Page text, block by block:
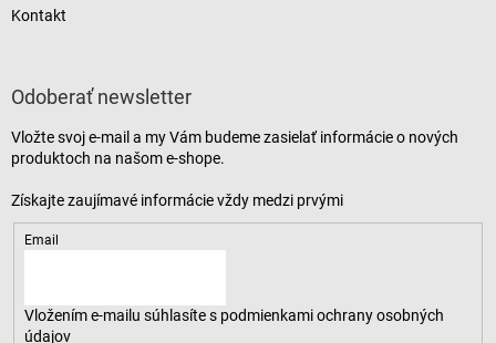
Kontakt
Odoberať newsletter
Vložte svoj e-mail a my Vám budeme zasielať informácie o nových
produktoch na našom e-shope.
Email
Vložením e-mailu súhlasíte s podmienkami ochrany osobných
údajov